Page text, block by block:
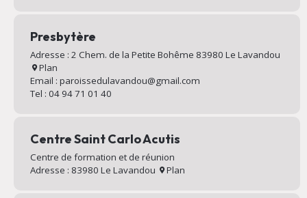
Presbytère
Adresse : 2 Chem. de la Petite Bohême 83980 Le Lavandou
Plan
Email : paroissedulavandou@gmail.com
Tel : 04 94 71 01 40
Centre Saint Carlo Acutis
Centre de formation et de réunion
Adresse : 83980 Le Lavandou
Plan